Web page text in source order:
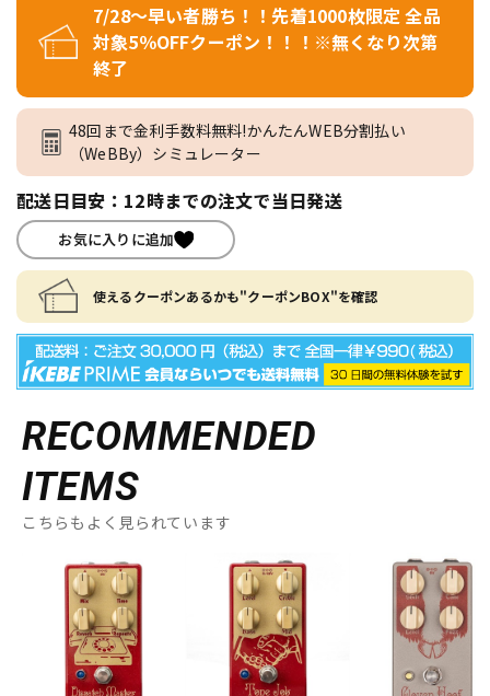
7/28～早い者勝ち！！先着1000枚限定 全品
対象5％OFFクーポン！！！※無くなり次第
終了
48回まで金利手数料無料!かんたんWEB分割払い
（WeBBy）シミュレーター
配送日目安：12時までの注文で当日発送
お気に入りに追加
使えるクーポンあるかも"クーポンBOX"を確認
RECOMMENDED
ITEMS
こちらもよく見られています